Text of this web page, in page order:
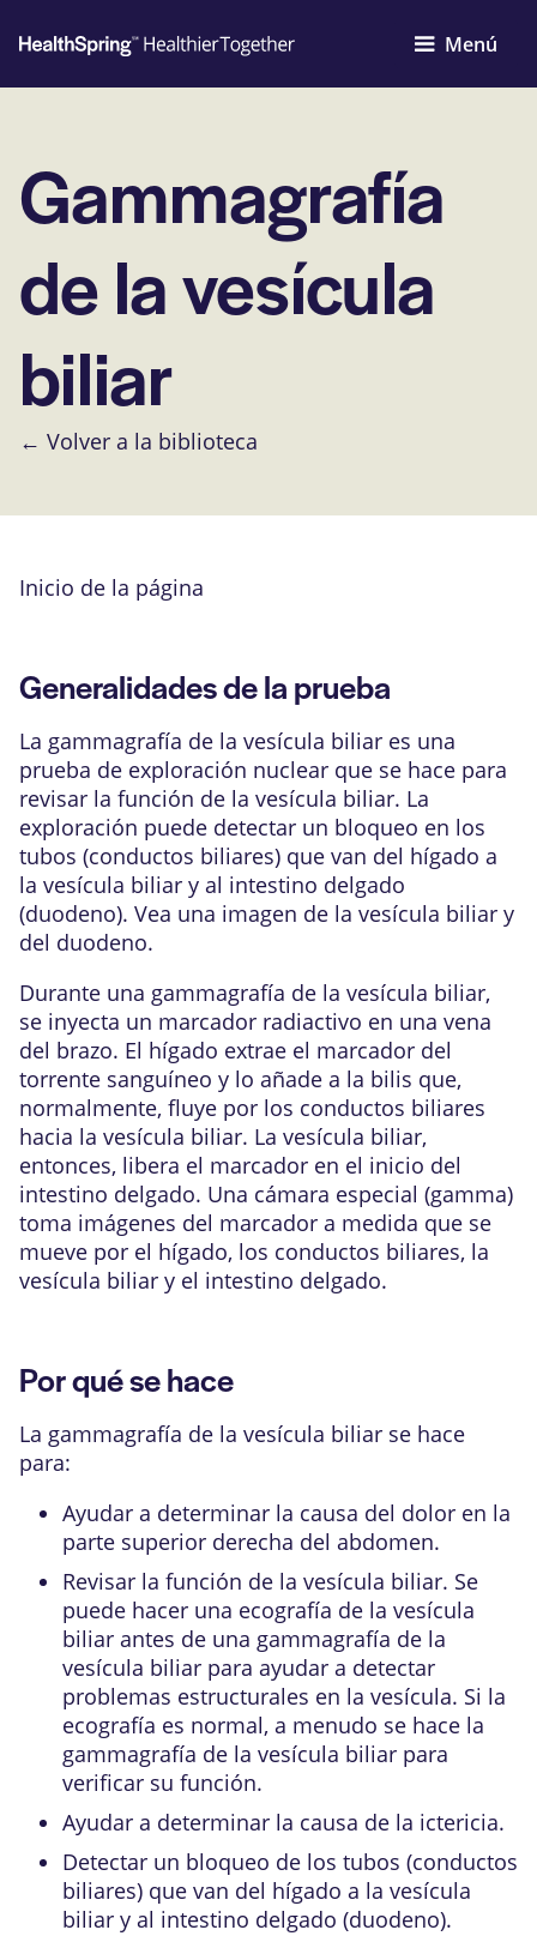
Menú
Gammagrafía
de la vesícula
biliar
← Volver a la biblioteca
Inicio de la página
Generalidades de la prueba
La gammagrafía de la vesícula biliar es una
prueba de exploración nuclear que se hace para
revisar la función de la vesícula biliar. La
exploración puede detectar un bloqueo en los
tubos (conductos biliares) que van del hígado a
la vesícula biliar y al intestino delgado
(duodeno). Vea una imagen de la vesícula biliar y
del duodeno.
Durante una gammagrafía de la vesícula biliar,
se inyecta un marcador radiactivo en una vena
del brazo. El hígado extrae el marcador del
torrente sanguíneo y lo añade a la bilis que,
normalmente, fluye por los conductos biliares
hacia la vesícula biliar. La vesícula biliar,
entonces, libera el marcador en el inicio del
intestino delgado. Una cámara especial (gamma)
toma imágenes del marcador a medida que se
mueve por el hígado, los conductos biliares, la
vesícula biliar y el intestino delgado.
Por qué se hace
La gammagrafía de la vesícula biliar se hace
para:
Ayudar a determinar la causa del dolor en la
parte superior derecha del abdomen.
Revisar la función de la vesícula biliar. Se
puede hacer una ecografía de la vesícula
biliar antes de una gammagrafía de la
vesícula biliar para ayudar a detectar
problemas estructurales en la vesícula. Si la
ecografía es normal, a menudo se hace la
gammagrafía de la vesícula biliar para
verificar su función.
Ayudar a determinar la causa de la ictericia.
Detectar un bloqueo de los tubos (conductos
biliares) que van del hígado a la vesícula
biliar y al intestino delgado (duodeno).